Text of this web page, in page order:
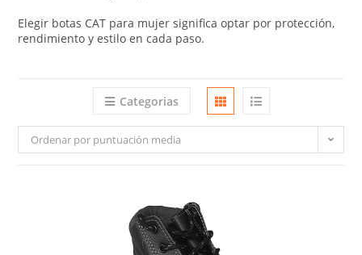
Elegir botas CAT para mujer significa optar por protección,
rendimiento y estilo en cada paso.
Categorias
Ordenar por puntuación media